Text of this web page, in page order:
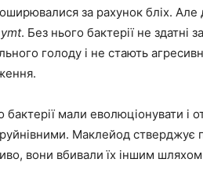
за рахунок бліх.
ymt. Без нього бактерії не
голоду і не стають
мали еволюціонувати і
Маклейод стверджує
вони вбивали їх іншим